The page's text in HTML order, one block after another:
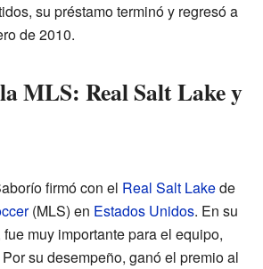
su préstamo terminó y regresó a
de 2010.
MLS: Real Salt Lake y
firmó con el Real Salt Lakede
(MLS) en Estados Unidos. En su
muy importante para el equipo,
su desempeño, ganó el premio al